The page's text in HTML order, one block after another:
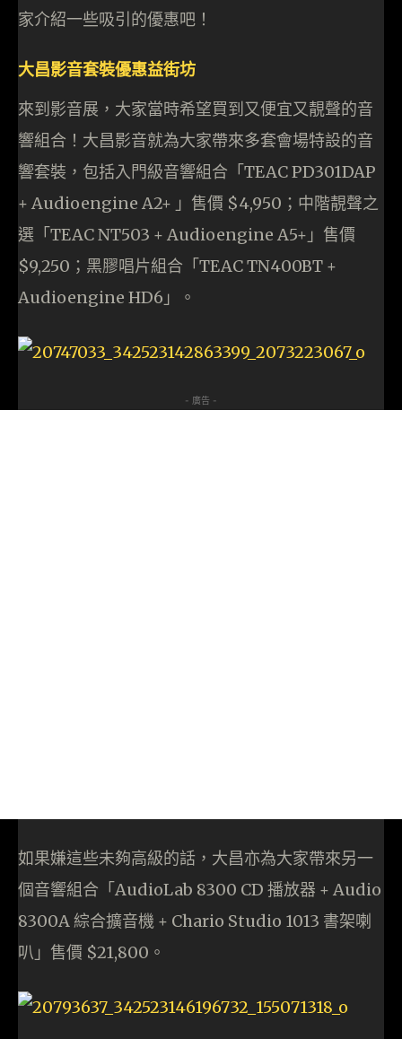
家介紹一些吸引的優惠吧！
大昌影音套裝優惠益街坊
來到影音展，大家當時希望買到又便宜又靚聲的音
響組合！大昌影音就為大家帶來多套會場特設的音
響套裝，包括入門級音響組合「TEAC PD301DAP
+ Audioengine A2+ 」售價 $4,950；中階靚聲之
選「TEAC NT503 + Audioengine A5+」售價
$9,250；黑膠唱片組合「TEAC TN400BT +
Audioengine HD6」。
- 廣告 -
如果嫌這些未夠高級的話，大昌亦為大家帶來另一
個音響組合「AudioLab 8300 CD 播放器 + Audio
8300A 綜合擴音機 + Chario Studio 1013 書架喇
叭」售價 $21,800。